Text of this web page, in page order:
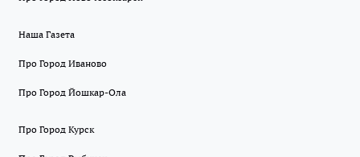
Наша Газета
Про Город Иваново
Про Город Йошкар-Ола
Про Город Курск